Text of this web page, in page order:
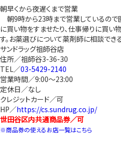
朝早くから夜遅くまで営業
朝9時から23時まで営業しているので
に買い物をすませたり、仕事帰りに買
す。お薬選びについて薬剤師に相談でき
サンドラッグ祖師谷店
住所／祖師谷3-36-30
TEL／03-5429-2140
営業時間／9:00～23:00
定休日／なし
クレジットカード／可
HP／https://cs.sundrug.co.jp/
世田谷区内共通商品券／可
※商品券の使えるお店一覧はこちら